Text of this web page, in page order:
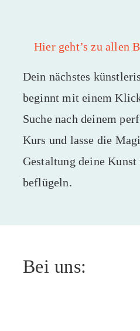
Hier geht’s zu allen
Dein nächstes
beginnt mit einem
Suche nach deinem
Kurs und lasse die
Gestaltung deine Kunst
beflügeln.
Bei uns: